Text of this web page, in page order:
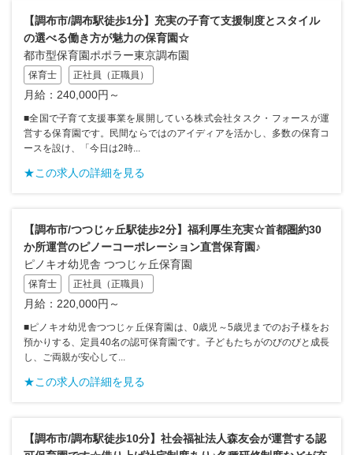
【調布市/調布駅徒歩1分】充実の子育て支援制度とスタイル
の選べる働き方が魅力の保育園☆
都市型保育園ポポラー東京調布園
保育士 正社員（正職員）
月給：240,000円～
■全国で子育て支援事業を展開している株式会社タスク・フォースが運
営する保育園です。民間ならではのアイディアを活かし、多数の保育コ
ースを設け、「今日は2時...
★この求人の詳細を見る
【調布市/つつじヶ丘駅徒歩2分】福利厚生充実☆首都圏約30
か所運営のピノーコーポレーション直営保育園♪
ピノキオ幼児舎 つつじヶ丘保育園
保育士 正社員（正職員）
月給：220,000円～
■ピノキオ幼児舎つつじヶ丘保育園は、0歳児～5歳児までのお子様をお
預かりする、定員40名の認可保育園です。子どもたちがのびのびと成長
し、ご両親が安心して...
★この求人の詳細を見る
【調布市/調布駅徒歩10分】社会福祉法人森友会が運営する認